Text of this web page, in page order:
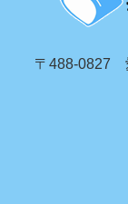
〒488-0827